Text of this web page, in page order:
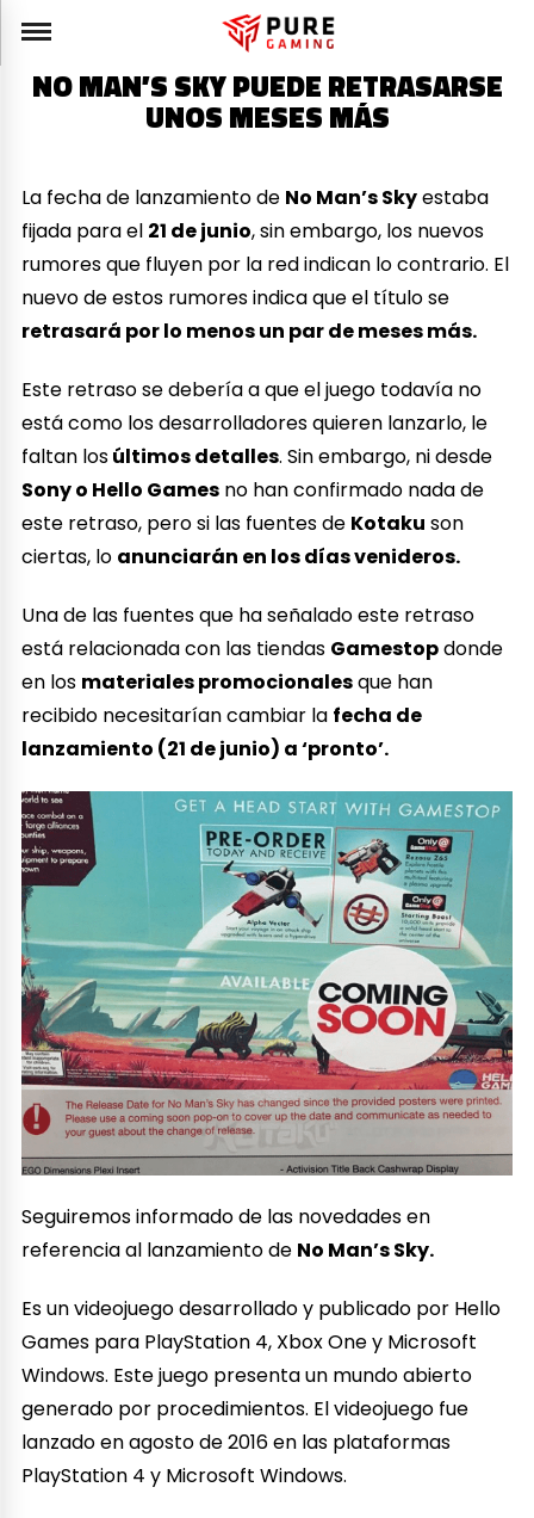
NO MAN’S SKY PUEDE RETRASARSE
UNOS MESES MÁS
La fecha de lanzamiento de No Man’s Skyestaba
fijada para el 21 de junio, sin embargo, los nuevos
rumores que fluyen por la red indican lo contrario. El
nuevo de estos rumores indica que el título se
retrasará por lo menos un par de meses más.
Este retraso se debería a que el juego todavía no
está como los desarrolladores quieren lanzarlo, le
faltan losúltimos detalles. Sin embargo, ni desde
Sony o Hello Games no han confirmado nada de
este retraso, pero si las fuentes de Kotaku son
ciertas, lo anunciarán en los días venideros.
Una de las fuentes que ha señalado este retraso
está relacionada con las tiendas Gamestopdonde
en los materiales promocionalesque han
recibido necesitarían cambiar la fecha de
lanzamiento (21 de junio) a ‘pronto’.
Seguiremos informado de las novedades en
referencia al lanzamiento de No Man’s Sky.
Es un videojuego desarrollado y publicado por Hello
Games para PlayStation 4, Xbox One y Microsoft
Windows. Este juego presenta un mundo abierto
generado por procedimientos.​​​ El videojuego fue
lanzado en agosto de 2016 en las plataformas
PlayStation 4 y Microsoft Windows.​​